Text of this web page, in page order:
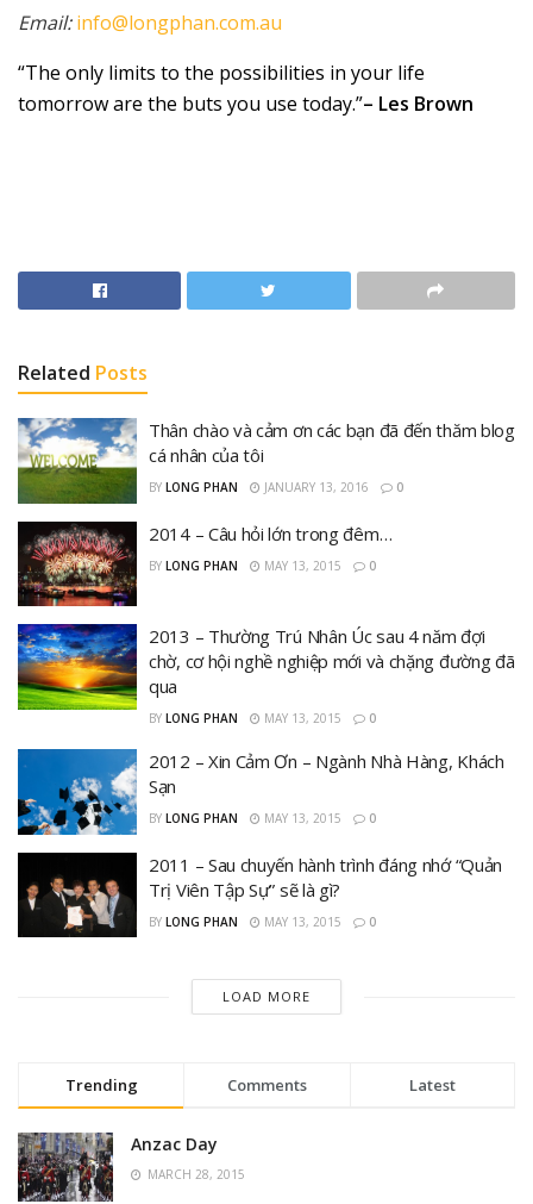
Email: info@longphan.com.au
“The only limits to the possibilities in your life
tomorrow are the buts you use today.”– Les Brown
Related Posts
Thân chào và cảm ơn các bạn đã đến thăm blog
cá nhân của tôi
BY LONG PHAN JANUARY 13, 2016 0
2014 – Câu hỏi lớn trong đêm…
BY LONG PHAN MAY 13, 2015 0
2013 – Thường Trú Nhân Úc sau 4 năm đợi
chờ, cơ hội nghề nghiệp mới và chặng đường đã
qua
BY LONG PHAN MAY 13, 2015 0
2012 – Xin Cảm Ơn – Ngành Nhà Hàng, Khách
Sạn
BY LONG PHAN MAY 13, 2015 0
2011 – Sau chuyến hành trình đáng nhớ “Quản
Trị Viên Tập Sự” sẽ là gì?
BY LONG PHAN MAY 13, 2015 0
LOAD MORE
Trending Comments Latest
Anzac Day
MARCH 28, 2015